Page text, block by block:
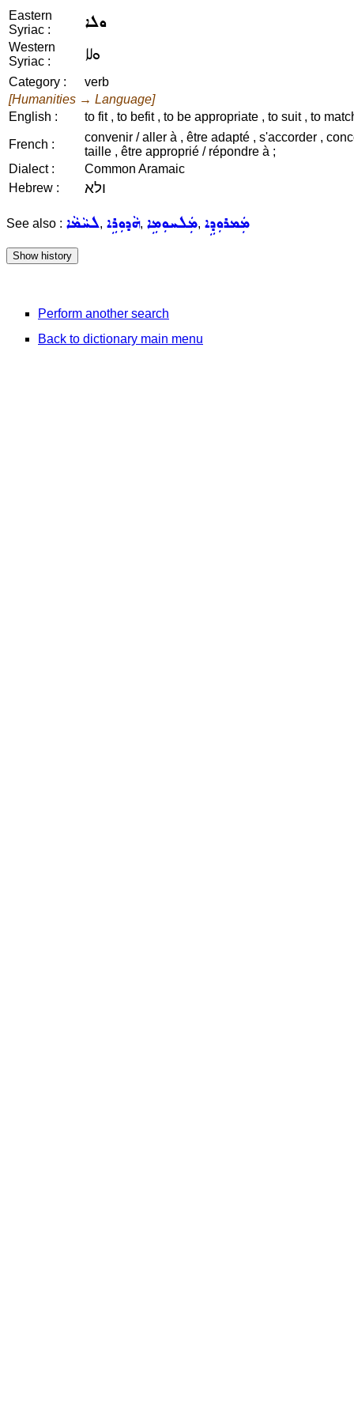
Eastern
Syriac :
ܘܠܐ
Western
Syriac :
ܘܠܐ
Category :
verb
[Humanities → Language]
English :
to fit , to befit , to be appropriate , to suit , to
French :
convenir / aller à , être adapté , s'accorder ,
taille , être approprié / répondre à ;
Dialect :
Common Aramaic
Hebrew :
ולא
See also : ܠܚܵܡܵܐ, ܗܵܕܘܼܪܹܐ, ܡܲܠܚܘܼܡܹܐ, ܡܲܡܪܘܼܕܹܐ
Perform another search
Back to dictionary main menu